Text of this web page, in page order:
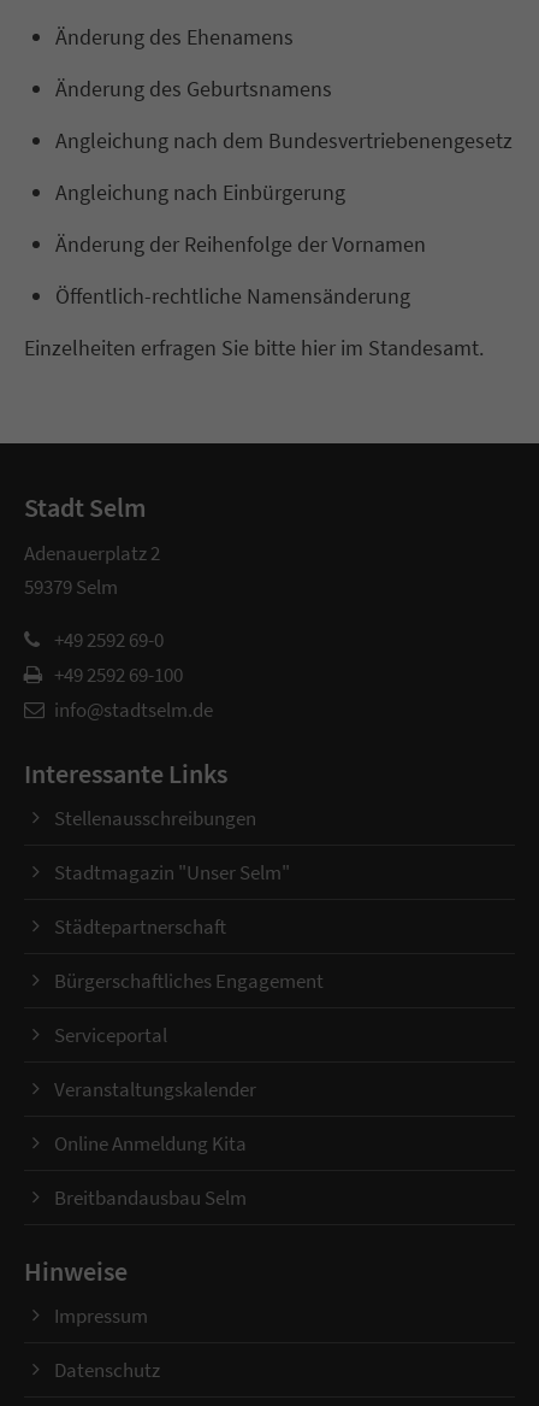
Änderung des Ehenamens
Änderung des Geburtsnamens
Angleichung nach dem Bundesvertriebenengesetz
Angleichung nach Einbürgerung
Änderung der Reihenfolge der Vornamen
Öffentlich-rechtliche Namensänderung
Einzelheiten erfragen Sie bitte hier im Standesamt.
Stadt Selm
Adenauerplatz 2
59379 Selm
+49 2592 69-0
+49 2592 69-100
info@stadtselm.de
Interessante Links
Stellenausschreibungen
Stadtmagazin "Unser Selm"
Städtepartnerschaft
Bürgerschaftliches Engagement
Serviceportal
Veranstaltungskalender
Online Anmeldung Kita
Breitbandausbau Selm
Hinweise
Impressum
Datenschutz